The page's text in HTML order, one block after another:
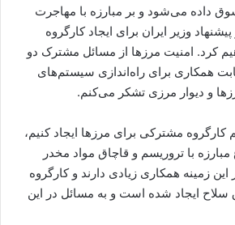
داده می‌شود و بر مبارزه با مهاجرت
وزیر ایران برای ایجاد کارگروه
کرد. امنیت مرزها از مسائل مشترک دو
همکاری برای راه‌اندازی سیستم‌های
و دیوار مرزی تشکر می‌کنم.
کارگروه مشترکی برای مرزها ایجاد کنیم،
با تروریسم و قاچاق مواد مخدر
این زمینه همکاری زیادی دارند و کارگروه
سلاح ایجاد شده است و به مسائل در این